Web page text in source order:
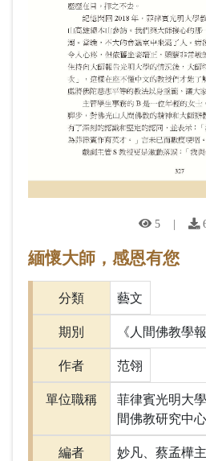
5 |
緬懷大師，感恩有您
分類 藝文
期別 《人間佛教學
作者 范翎
單位職稱
菲律賓光明大
間佛教研究中
編者 妙凡、蔡孟樺